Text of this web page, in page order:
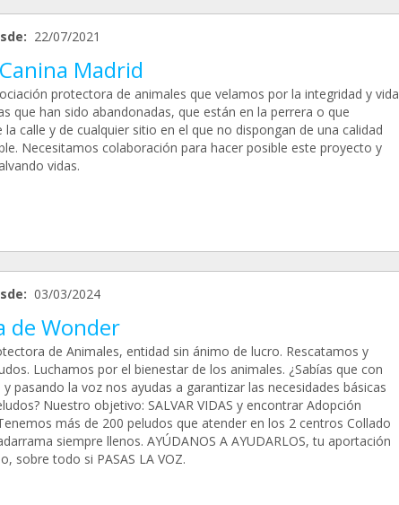
22/07/2021
Madrid
protectora de animales que velamos por la integridad y vida
que han sido abandonadas, que están en la perrera o que
calle y de cualquier sitio en el que no dispongan de una calidad
Necesitamos colaboración para hacer posible este proyecto y
vidas.
03/03/2024
de Wonder
de Animales, entidad sin ánimo de lucro. Rescatamos y
Luchamos por el bienestar de los animales. ¿Sabías que con
pasando la voz nos ayudas a garantizar las necesidades básicas
Nuestro objetivo: SALVAR VIDAS y encontrar Adopción
más de 200 peludos que atender en los 2 centros Collado
siempre llenos. AYÚDANOS A AYUDARLOS, tu aportación
sobre todo si PASAS LA VOZ.